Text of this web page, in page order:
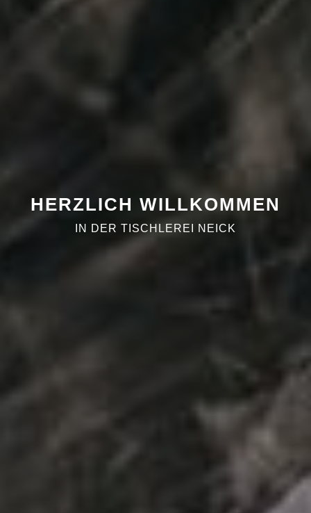
HERZLICH WILLKOMMEN
IN DER TISCHLEREI NEICK